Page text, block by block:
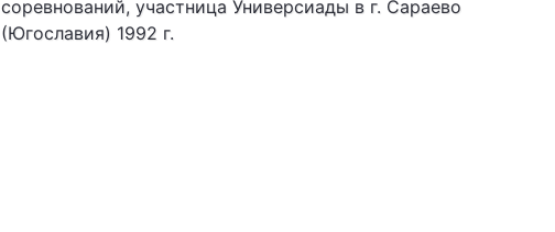
соревнований, участница Универсиады в г. Сараево
(Югославия) 1992 г.